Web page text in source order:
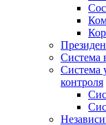
Система
Система
контроля